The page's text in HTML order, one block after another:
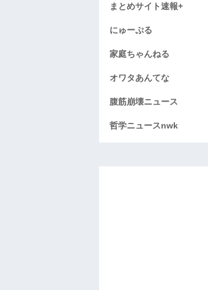
まとめサイト速報+
にゅーぷる
家庭ちゃんねる
オワタあんてな
腹筋崩壊ニュース
哲学ニュースnwk